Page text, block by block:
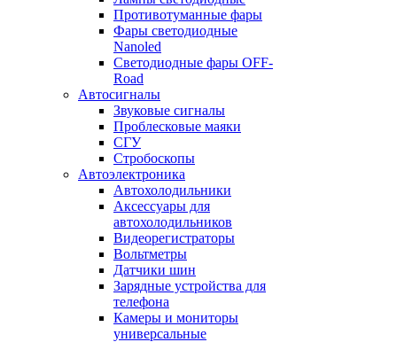
Противотуманные фары
Фары светодиодные
Nanoled
Светодиодные фары OFF-
Road
Автосигналы
Звуковые сигналы
Проблесковые маяки
СГУ
Стробоскопы
Автоэлектроника
Автохолодильники
Аксессуары для
автохолодильников
Видеорегистраторы
Вольтметры
Датчики шин
Зарядные устройства для
телефона
Камеры и мониторы
универсальные